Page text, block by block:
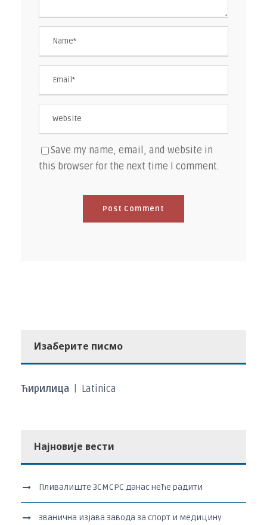
Save my name, email, and website in
this browser for the next time I comment.
Изаберите писмо
Ћирилица Latinica
Најновије вести
Пливалиште ЗСМСРС данас неће радити
Званична изјава Завода за спорт и медицину